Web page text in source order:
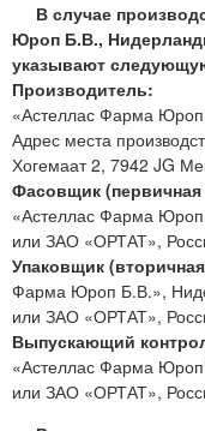
В случае
Юроп Б.В.,
указывают
Производитель:
«Астеллас Фарма
Адрес места
Хогемаат 2, 7942 JG
Фасовщик (первичная
«Астеллас Фарма
или ЗАО «ОРТАТ»,
Упаковщик
Фарма Юроп Б.В.»,
или ЗАО «ОРТАТ»,
Выпускающий
«Астеллас Фарма
или ЗАО «ОРТАТ»,